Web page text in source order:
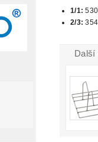
1/1:
2/3:
Další